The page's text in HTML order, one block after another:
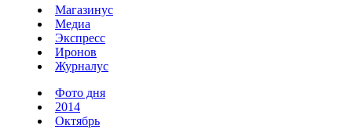
Магазинус
Медиа
Экспресс
Иронов
Журналус
Фото дня
2014
Октябрь